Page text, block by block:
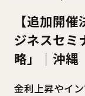
【追加開
ジネスセミ
略」｜沖縄
金利上昇やイ